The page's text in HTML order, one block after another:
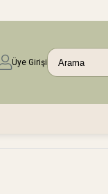
Üye Girişi